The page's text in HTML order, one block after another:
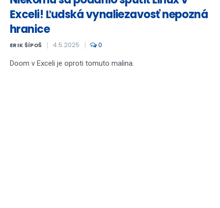
Exceli! Ľudská vynaliezavosť nepozná
hranice
ERIK ŠÍPOŠ 4.5.2025 0
Doom v Exceli je oproti tomuto malina.